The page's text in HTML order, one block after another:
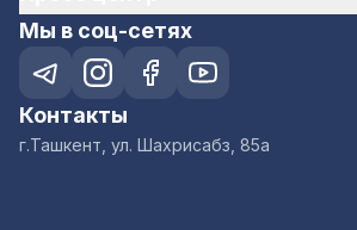
Мы в соц-сетях
Контакты
г.Ташкент, ул. Шахрисабз, 85а